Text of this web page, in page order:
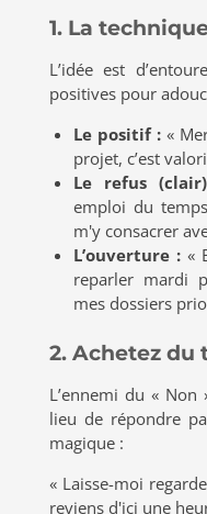
1. La
L’idée est
positives pour
Le positif : «
projet, c’est
Le refus
emploi du
m'y consacrer
L’ouverture : «
reparler mardi
mes dossiers
2. Achetez du
L’ennemi du « Non
lieu de répondre
magique :
« Laisse-moi
reviens d'ici une